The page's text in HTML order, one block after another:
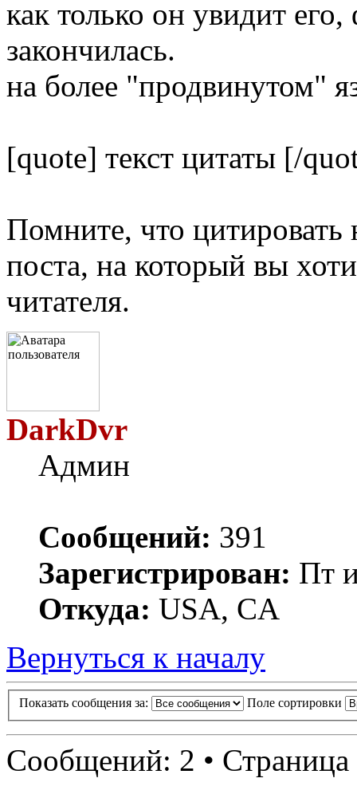
как только он увидит
закончилась.
на более "продвинутом"
[quote] текст цитаты [/
Помните, что цитировать
поста, на который вы
читателя.
DarkDvr
Админ
Сообщений: 391
Зарегистрирован: Пт
Откуда: USA, CA
Вернуться к началу
Показать сообщения за: Поле сортировки
Сообщений: 2 • Страница